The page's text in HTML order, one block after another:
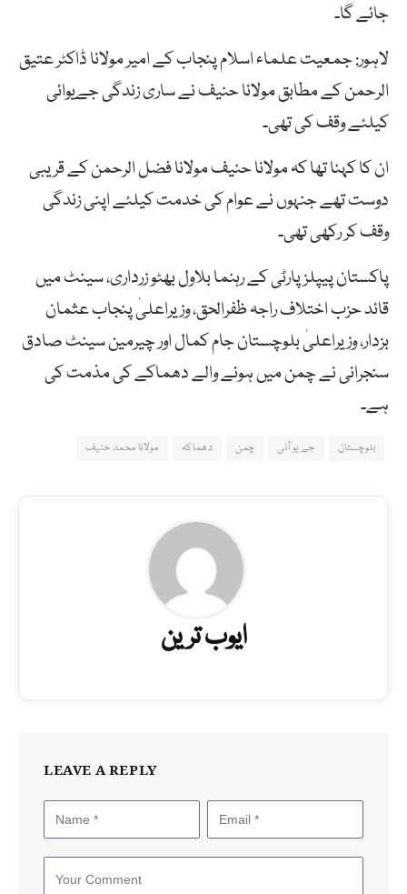
جائے گا۔
لاہور: جمعیت علماء اسلام پنجاب کے امیر مولانا ڈاکٹر عتیق
الرحمن کے مطابق مولانا حنیف نے ساری زندگی جےیوائی
کیلئے وقف کی تھی۔
ان کا کہنا تھا کہ مولانا حنیف مولانا فضل الرحمن کے قریبی
دوست تھے جنہوں نے عوام کی خدمت کیلئے اپنی زندگی
وقف کر رکھی تھی۔
پاکستان پیپلزپارٹی کے رہنما بلاول بھٹو زرداری، سینٹ میں
قائد حزب اختلاف راجہ ظفرالحق، وزیراعلیٰ پنجاب عثمان
بزدار، وزیراعلیٰ بلوچستان جام کمال اور چیرمین سینٹ صادق
سنجرانی نے چمن میں ہونے والے دھماکے کی مذمت کی
ہے۔
بلوچستان جے یو آئی چمن دھماکہ مولانا محمد حنیف
ایوب ترین
LEAVE A REPLY